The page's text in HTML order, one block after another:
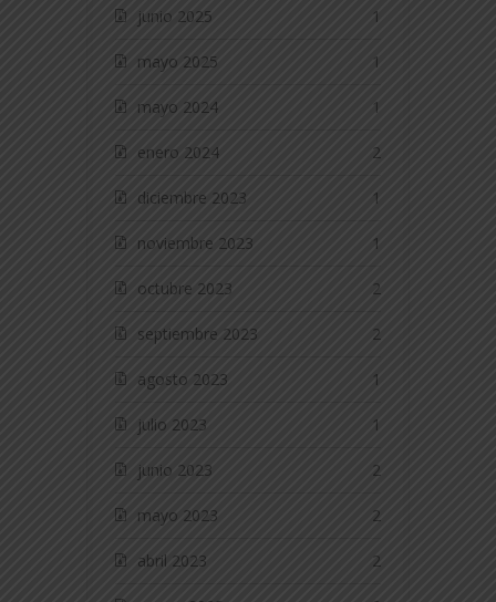
junio 2025 1
mayo 2025 1
mayo 2024 1
enero 2024 2
diciembre 2023 1
noviembre 2023 1
octubre 2023 2
septiembre 2023 2
agosto 2023 1
julio 2023 1
junio 2023 2
mayo 2023 2
abril 2023 2